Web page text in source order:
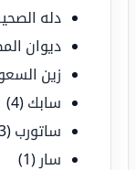
دله
ديوان
زين
سابك (4)
ساتورب (3)
سار (1)